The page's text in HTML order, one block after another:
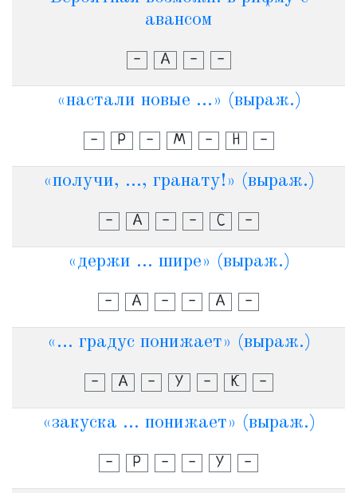
авансом
- А - -
«настали новые ...» (выраж.)
- Р - М - Н -
«получи, ..., гранату!» (выраж.)
- А - - С -
«держи ... шире» (выраж.)
- А - - А -
«... градус понижает» (выраж.)
- А - У - К -
«закуска ... понижает» (выраж.)
- Р - - У -